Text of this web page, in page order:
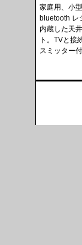
家庭用、小
bluetooth レ
内蔵した天
ト。TVと接
スミッター付